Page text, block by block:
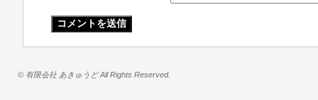
© 有限会社 あきゅうど All Rights Reserved.